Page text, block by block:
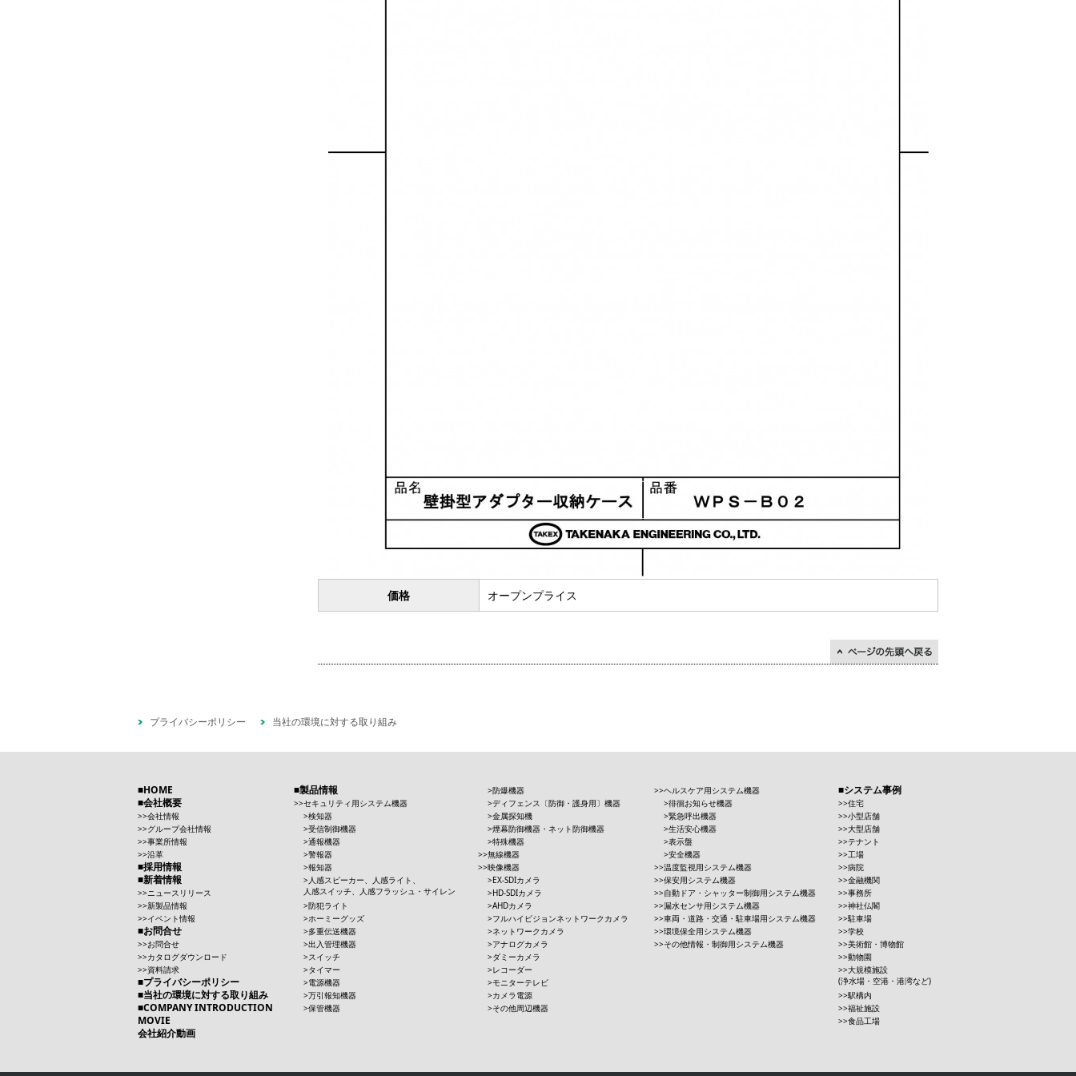
価格 オープンプライス
プライバシーポリシー 当社の環境に対する取り組み
HOME
会社概要
会社情報
グループ会社情報
事業所情報
沿革
採用情報
新着情報
ニュースリリース
新製品情報
イベント情報
お問合せ
お問合せ
カタログダウンロード
資料請求
プライバシーポリシー
当社の環境に対する取り組み
COMPANY INTRODUCTION
MOVIE
会社紹介動画
製品情報
セキュリティ用システム機器
検知器
受信制御機器
通報機器
警報器
報知器
人感スピーカー、人感ライト、
人感スイッチ、人感フラッシュ・サイレン
防犯ライト
ホーミーグッズ
多重伝送機器
出入管理機器
スイッチ
タイマー
電源機器
万引報知機器
保管機器
防爆機器
ディフェンス〔防御・護身用〕機器
金属探知機
煙幕防御機器・ネット防御機器
特殊機器
無線機器
映像機器
EX-SDIカメラ
HD-SDIカメラ
AHDカメラ
フルハイビジョンネットワークカメラ
ネットワークカメラ
アナログカメラ
ダミーカメラ
レコーダー
モニターテレビ
カメラ電源
その他周辺機器
ヘルスケア用システム機器
徘徊お知らせ機器
緊急呼出機器
生活安心機器
表示盤
安全機器
温度監視用システム機器
保安用システム機器
自動ドア・シャッター制御用システム機器
漏水センサ用システム機器
車両・道路・交通・駐車場用システム機器
環境保全用システム機器
その他情報・制御用システム機器
システム事例
住宅
小型店舗
大型店舗
テナント
工場
病院
金融機関
事務所
神社仏閣
駐車場
学校
美術館・博物館
動物園
大規模施設
(浄水場・空港・港湾など)
駅構内
福祉施設
食品工場